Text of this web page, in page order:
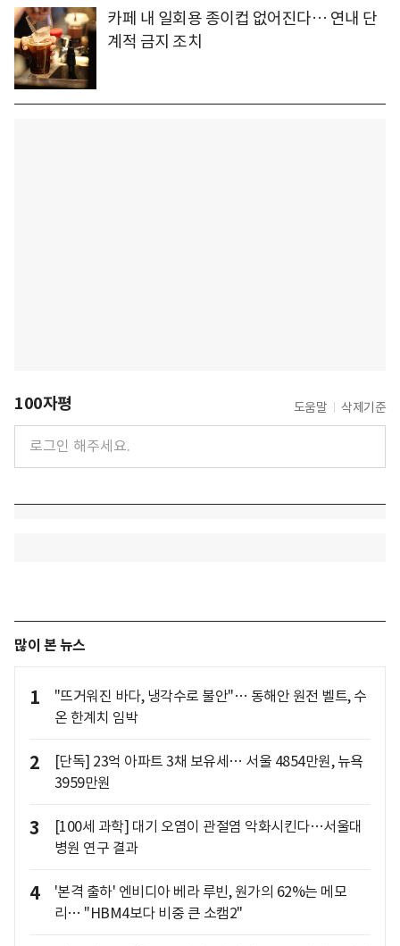
카페 내 일회용 종이컵 없어진다… 연내 단
계적 금지 조치
100자평 도움말 삭제기준
많이 본 뉴스
1
"뜨거워진 바다, 냉각수로 불안"… 동해안 원전 벨트, 수
온 한계치 임박
2
[단독] 23억 아파트 3채 보유세… 서울 4854만원, 뉴욕
3959만원
3
[100세 과학] 대기 오염이 관절염 악화시킨다…서울대
병원 연구 결과
4
'본격 출하' 엔비디아 베라 루빈, 원가의 62%는 메모
리… "HBM4보다 비중 큰 소캠2"